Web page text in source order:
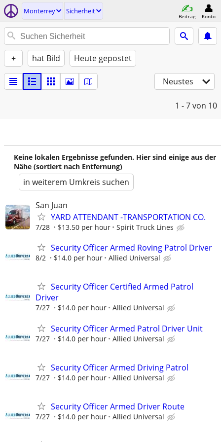
Monterrey Sicherheit
Beitrag Konto
+ hat Bild Heute gepostet
Neustes
1 - 7von 10
Keine lokalen Ergebnisse gefunden. Hier sind einige aus der
Nähe (sortiert nach Entfernung)
in weiterem Umkreis suchen
San Juan
YARD ATTENDANT -TRANSPORTATION CO.
7/28 $13.50 per hour Spirit Truck Lines
Security Officer Armed Roving Patrol Driver
8/2 $14.0 per hour Allied Universal
Security Officer Certified Armed Patrol
Driver
7/27 $14.0 per hour Allied Universal
Security Officer Armed Patrol Driver Unit
7/27 $14.0 per hour Allied Universal
Security Officer Armed Driving Patrol
7/27 $14.0 per hour Allied Universal
Security Officer Armed Driver Route
7/27 $14.0 per hour Allied Universal